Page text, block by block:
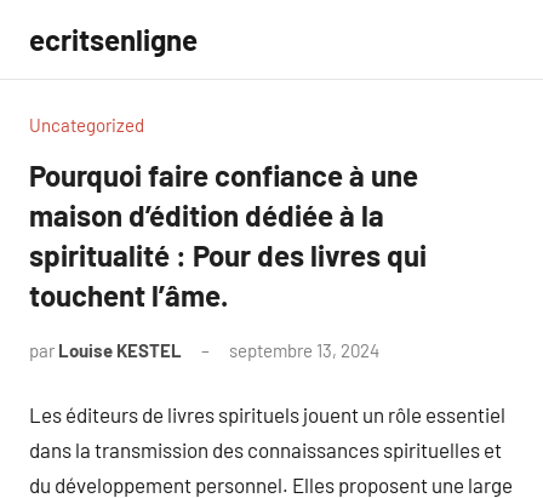
contenu
ecritsenligne
Uncategorized
Pourquoi faire confiance à une
maison d’édition dédiée à la
spiritualité : Pour des livres qui
touchent l’âme.
par Louise KESTEL septembre 13, 2024
Les éditeurs de livres spirituels jouent un rôle essentiel
dans la transmission des connaissances spirituelles et
du développement personnel. Elles proposent une large